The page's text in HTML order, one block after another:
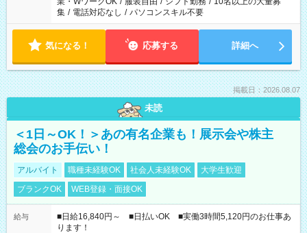
集 / 電話対応なし / パソコンスキル不要
気になる！ 応募する 詳細へ
掲載日：2026.08.07
未読
＜1日～OK！＞あの有名企業も！展示会や株主
総会のお手伝い！
アルバイト 職種未経験OK 社会人未経験OK
大学生歓迎
ブランクOK
WEB登録・面接OK
給与
■日給16,840円～ ■日払いOK ■実働3時間5,120円のお仕事あ
ります！